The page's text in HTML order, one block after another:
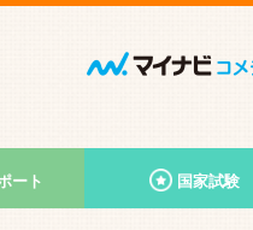
ート 国家試験